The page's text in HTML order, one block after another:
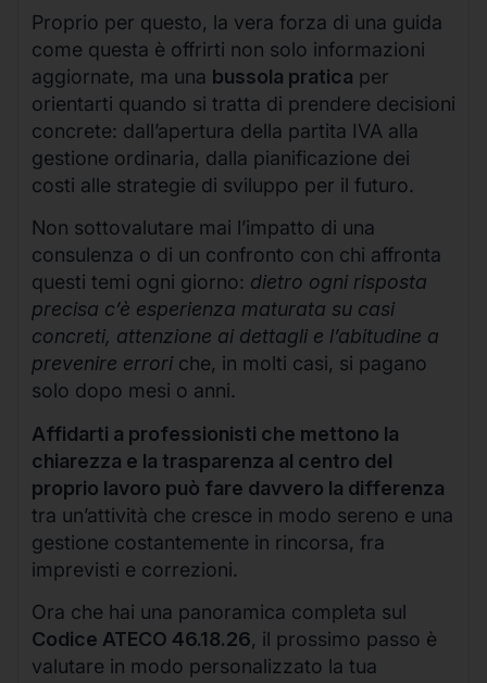
Proprio per questo, la vera forza di una guida
come questa è offrirti non solo informazioni
aggiornate, ma una bussola pratica per
orientarti quando si tratta di prendere decisioni
concrete: dall’apertura della partita IVA alla
gestione ordinaria, dalla pianificazione dei
costi alle strategie di sviluppo per il futuro.
Non sottovalutare mai l’impatto di una
consulenza o di un confronto con chi affronta
questi temi ogni giorno: dietro ogni risposta
precisa c’è esperienza maturata su casi
concreti, attenzione ai dettagli e l’abitudine a
prevenire errori che, in molti casi, si pagano
solo dopo mesi o anni.
Affidarti a professionisti che mettono la
chiarezza e la trasparenza al centro del
proprio lavoro può fare davvero la differenza
tra un’attività che cresce in modo sereno e una
gestione costantemente in rincorsa, fra
imprevisti e correzioni.
Ora che hai una panoramica completa sul
Codice ATECO 46.18.26, il prossimo passo è
valutare in modo personalizzato la tua